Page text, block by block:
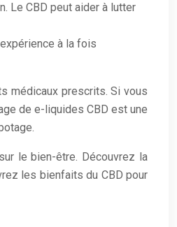
Le CBD peut aider à lutter
à la fois
médicaux prescrits. Si vous
de e-liquides CBD est une
le bien-être. Découvrez la
les bienfaits du CBD pour